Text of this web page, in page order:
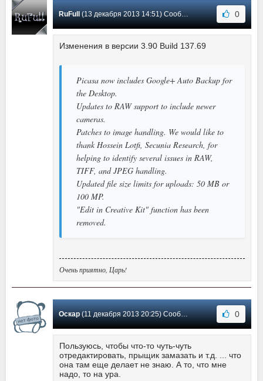
RuFull (13 декабря 2013 14:51) Сообщение #151 0
Изменения в версии 3.90 Build 137.69
Picasa now includes Google+ Auto Backup for
the Desktop.
Updates to RAW support to include newer
cameras.
Patches to image handling. We would like to
thank Hossein Lotfi, Secunia Research, for
helping to identify several issues in RAW,
TIFF, and JPEG handling.
Updated file size limits for uploads: 50 MB or
100 MP.
"Edit in Creative Kit" function has been
removed.
Очень приятно, Царь!
Оскар(11 декабря 2013 20:25) Сообщение #150 0
Пользуюсь, чтобы что-то чуть-чуть
отредактировать, прыщик замазать и т.д. ... что
она там еще делает не знаю. А то, что мне
надо, то на ура.